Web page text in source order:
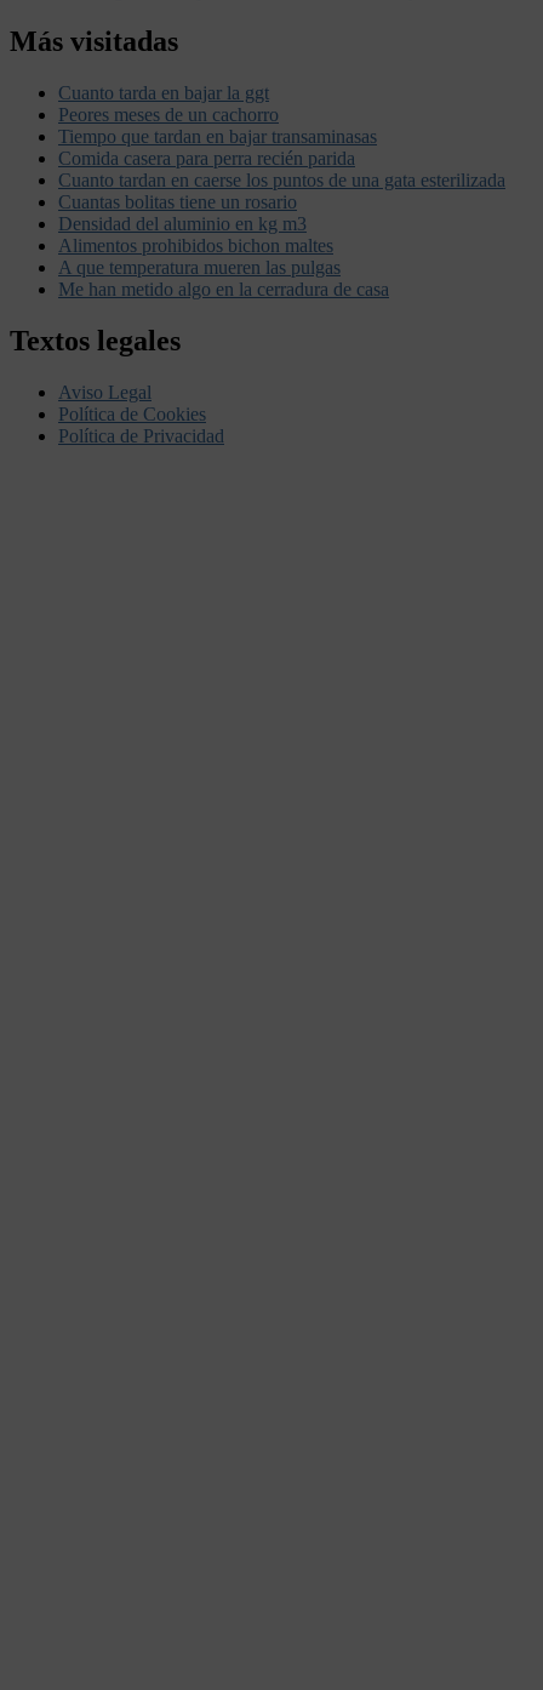
Más visitadas
Cuanto tarda en bajar la ggt
Peores meses de un cachorro
Tiempo que tardan en bajar transaminasas
Comida casera para perra recién parida
Cuanto tardan en caerse los puntos de una gata esterilizada
Cuantas bolitas tiene un rosario
Densidad del aluminio en kg m3
Alimentos prohibidos bichon maltes
A que temperatura mueren las pulgas
Me han metido algo en la cerradura de casa
Textos legales
Aviso Legal
Política de Cookies
Política de Privacidad